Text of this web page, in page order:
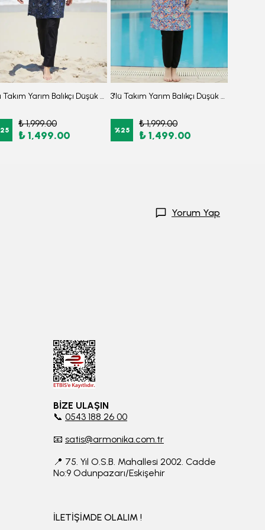
3'lü Takım Yarım Balıkçı Düşük Omuz Yarasakol Likralı Kumaş Burkini Tesettür Mayo D32
25
₺ 1,999.00
₺ 1,499.00
3'lü Takım Yarım Balıkçı Düşük Omuz Yarasakol Likralı Kumaş Burkini Tesettür Mayo D49
%25
₺ 1,999.00
₺ 1,499.00
Yorum Yap
BİZE ULAŞIN
📞 0543 188 26 00
📧 satis@armonika.com.tr
📍 75. Yıl O.S.B. Mahallesi 2002. Cadde
No:9 Odunpazarı/Eskişehir
İLETİŞİMDE OLALIM !